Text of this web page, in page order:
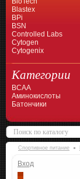
Blastex
BPi
BSN
Controlled Labs
Cytogen
Cytogenix
Категории
BCAA
Аминокислоты
Батончики
Спортивное питание
Вход